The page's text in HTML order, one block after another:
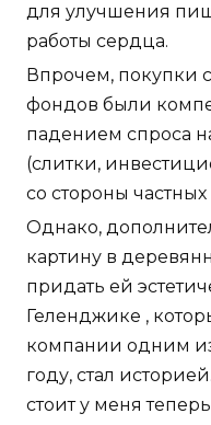
для улучшения
работы сердца.
Впрочем, покупки
фондов были
падением спроса
(слитки,
со стороны
Однако,
картину в
придать ей
Геленджике ,
компании одним
году, стал
стоит у меня